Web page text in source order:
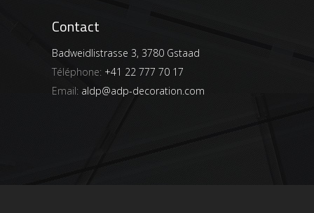
Contact
Badweidlistrasse 3, 3780 Gstaad
Téléphone: +41 22 777 70 17
Email: aldp@adp-decoration.com